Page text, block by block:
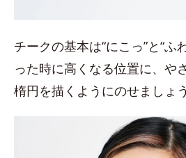
チークの基本は“にこっ”と“ふ
った時に高くなる位置に、や
楕円を描くようにのせましょう